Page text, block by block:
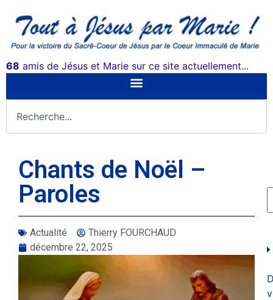
68 amis de Jésus et Marie sur ce site actuellement...
Chants de Noël –
Paroles
Actualité
Thierry FOURCHAUD
décembre 22, 2025